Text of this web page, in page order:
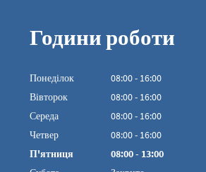
Години роботи
Понеділок 08:00- 16:00
З 08:00 до 16:00
Вівторок 08:00- 16:00
З 08:00 до 16:00
Середа 08:00- 16:00
З 08:00 до 16:00
Четвер 08:00- 16:00
З 08:00 до 16:00
П'ятниця 08:00- 13:00
З 08:00 до 13:00